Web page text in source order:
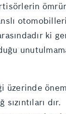
ki
üzerinde
dır.